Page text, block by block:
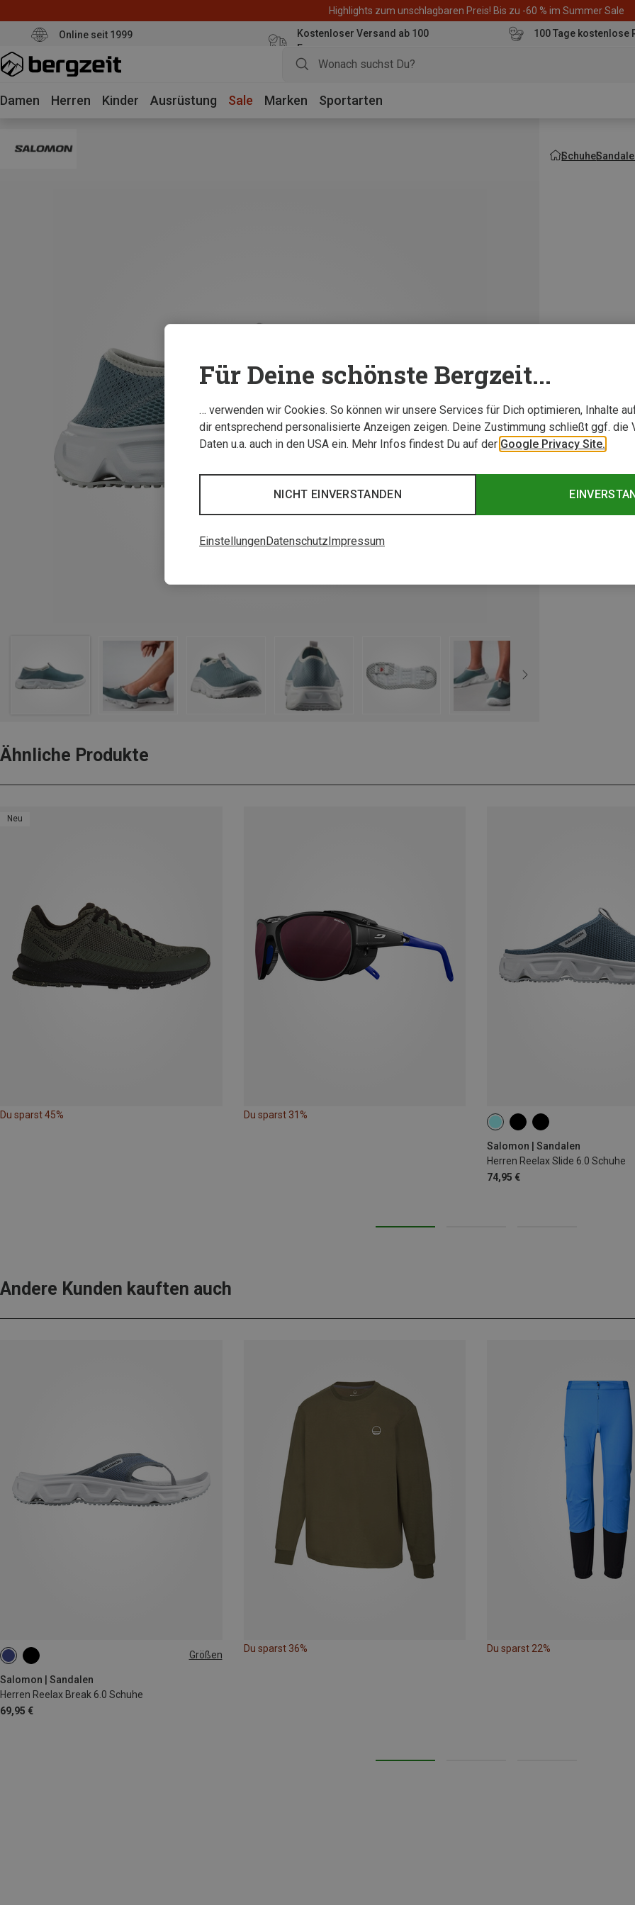
Highlights zum unschlagbaren Preis! Bis zu -60 % im Summer Sale
Online seit 1999
Kostenloser Versand ab 100
Euro
100 Tage kostenlose
Damen Herren Kinder Ausrüstung Sale Marken Sportarten
Schuhe
Ähnliche Produkte
Neu
Du sparst 45% Du sparst 31%
Salomon | Sandalen
Herren Reelax Slide 6.0 Schuhe
74,95 €
Andere Kunden kauften auch
Größen
Salomon | Sandalen
Herren Reelax Break 6.0 Schuhe
69,95 €
43|43.5
47|47.5
48
Du sparst 36% Du sparst 22%
Für Deine schönste Bergzeit...
… verwenden wir Cookies. So können wir unsere Services für Dich optimieren, Inhalte
dir entsprechend personalisierte Anzeigen zeigen. Deine Zustimmung schließt ggf. die
Daten u.a. auch in den USA ein. Mehr Infos findest Du auf der Google Privacy Site.
NICHT EINVERSTANDEN
EinstellungenDatenschutz Impressum